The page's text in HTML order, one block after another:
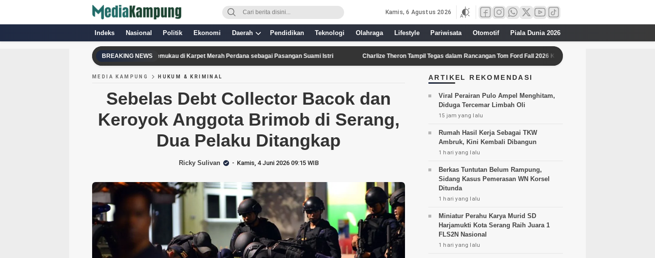
Kamis, 6 Agustus 2026
Indeks Nasional Politik Ekonomi Daerah Pendidikan Teknologi Olahraga Lifestyle Pariwisata Otomotif Piala Dunia 2026
BREAKING NEWS
Dua Lipa dan Callum Turner Tampil Memukau di Karpet Merah Perdana sebagai Pasangan Suami Istri Charlize Theron Tampil Tegas dalam Rancangan Tom Ford Fall 2026 Karya Haider Ackermann
MEDIA KAMPUNG HUKUM & KRIMINAL
Sebelas Debt Collector Bacok dan
Keroyok Anggota Brimob di Serang,
Dua Pelaku Ditangkap
Ricky Sulivan Kamis, 4 Juni 2026 09:15 WIB
ARTIKEL REKOMENDASI
Viral Perairan Pulo Ampel Menghitam,
Diduga Tercemar Limbah Oli
15 jam yang lalu
Rumah Hasil Kerja Sebagai TKW
Ambruk, Kini Kembali Dibangun
1 hari yang lalu
Berkas Tuntutan Belum Rampung,
Sidang Kasus Pemerasan WN Korsel
Ditunda
1 hari yang lalu
Miniatur Perahu Karya Murid SD
Harjamukti Kota Serang Raih Juara 1
FLS2N Nasional
1 hari yang lalu